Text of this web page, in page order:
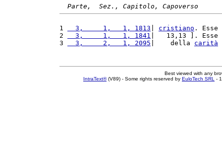
Parte,  Sez., Capitolo, Capoverso
1
  3,     1,   1, 1813
cristiano . Esse
2
  3,     1,   1, 1841
|   13,13 ]. Esse
3
  3,     2,   1, 2095
|    della carità
Best viewed with any
IntraText®(V89) - Some rights reserved by EuloTech SRL -